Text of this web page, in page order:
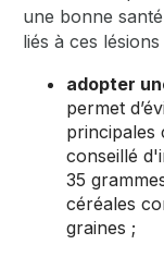
une bonne
liés à ces
adopter
permet
principales
conseillé
35
céréales
graines ;